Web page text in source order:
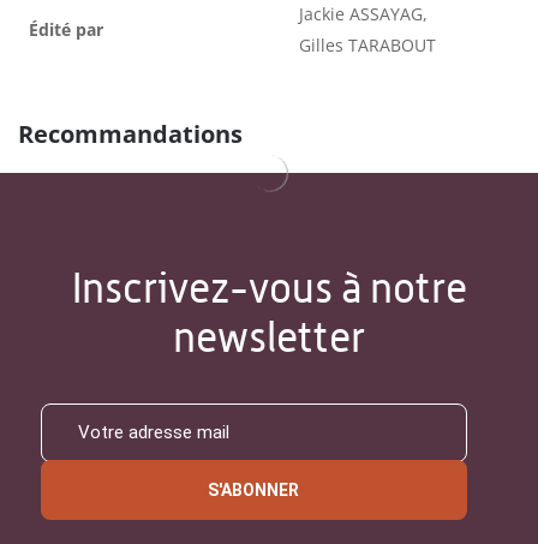
Édité par
Jackie ASSAYAG,
Gilles TARABOUT
Recommandations
Inscrivez-vous à notre
newsletter
S'ABONNER